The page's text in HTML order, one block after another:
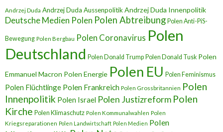
Andrzej Duda Andrzej Duda AussenpolitikAndrzej Duda Innenpolitik
Deutsche Medien Polen Polen Abtreibung Polen Anti-PiS-
Bewegung Polen Bergbau Polen Coronavirus Polen
Deutschland Polen Donald Trump Polen Donald Tusk Polen
Emmanuel Macron Polen Energie Polen EU Polen Feminismus
Polen Flüchtlinge Polen Frankreich Polen Grossbritannien Polen
Innenpolitik Polen Israel Polen Justizreform Polen
Kirche Polen Klimaschutz Polen Kommunalwahlen Polen
Kriegsreparationen Polen Landwirtschaft Polen Medien Polen